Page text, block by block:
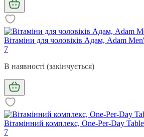
Вітаміни для чоловіків Адам, Adam
7
В наявності (закінчується)
Вітамінний комплекс, One-Per-Day
7